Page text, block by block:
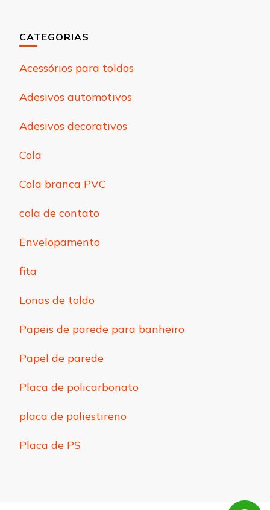
CATEGORIAS
Acessórios para toldos
Adesivos automotivos
Adesivos decorativos
Cola
Cola branca PVC
cola de contato
Envelopamento
fita
Lonas de toldo
Papeis de parede para banheiro
Papel de parede
Placa de policarbonato
placa de poliestireno
Placa de PS